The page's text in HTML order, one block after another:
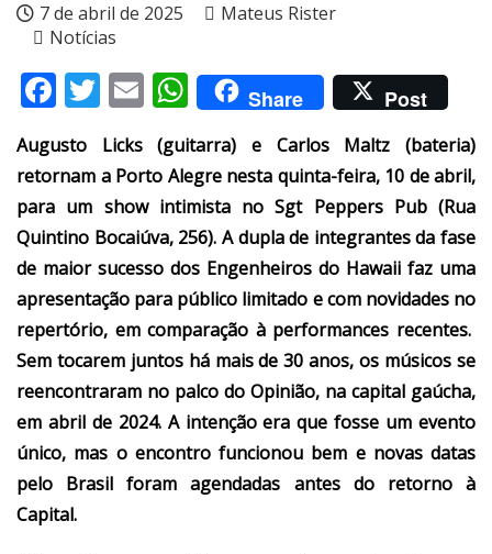
7 de abril de 2025
Mateus Rister
Notícias
Facebook
Twitter
EmailWhatsApp
Share Post
Augusto Licks (guitarra) e Carlos Maltz (bateria)
retornam a Porto Alegre nesta quinta-feira, 10 de abril,
para um show intimista no Sgt Peppers Pub (Rua
Quintino Bocaiúva, 256). A dupla de integrantes da fase
de maior sucesso dos Engenheiros do Hawaii faz uma
apresentação para público limitado e com novidades no
repertório, em comparação à performances recentes.
Sem tocarem juntos há mais de 30 anos, os músicos se
reencontraram no palco do Opinião, na capital gaúcha,
em abril de 2024. A intenção era que fosse um evento
único, mas o encontro funcionou bem e novas datas
pelo Brasil foram agendadas antes do retorno à
Capital.